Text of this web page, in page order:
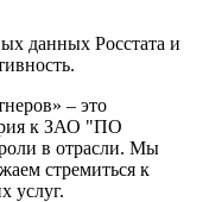
данных Росстата и
– это
к ЗАО "ПО
в отрасли. Мы
стремиться к
услуг.